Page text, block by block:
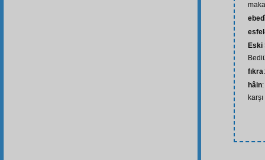
Eski
fıkra
hâin